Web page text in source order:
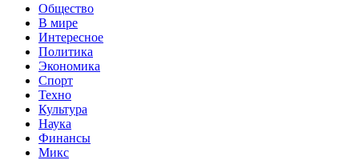
Общество
В мире
Интересное
Политика
Экономика
Спорт
Техно
Культура
Наука
Финансы
Микс